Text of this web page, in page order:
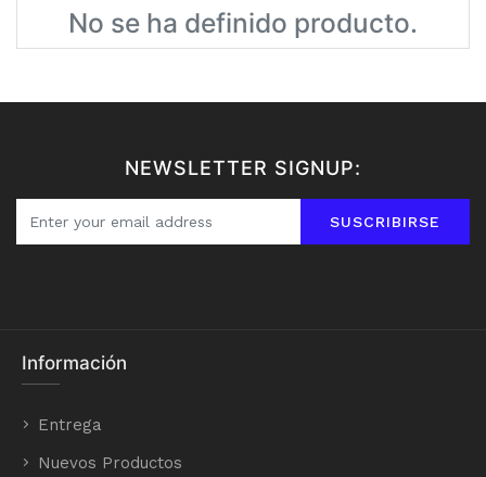
No se ha definido producto.
NEWSLETTER SIGNUP:
SUSCRIBIRSE
Información
Entrega
Nuevos Productos